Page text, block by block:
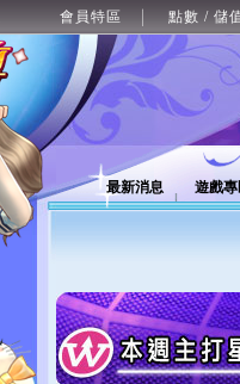
會員特區 點數 / 儲
最新消息 遊戲